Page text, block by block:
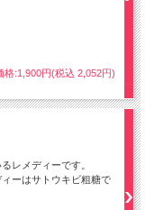
格:1,900円(税込 2,052円)
レメディーです。
ーはサトウキビ粗糖で